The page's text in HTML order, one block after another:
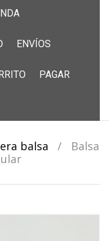
ENVÍOS
PAGAR
balsa /
Balsa